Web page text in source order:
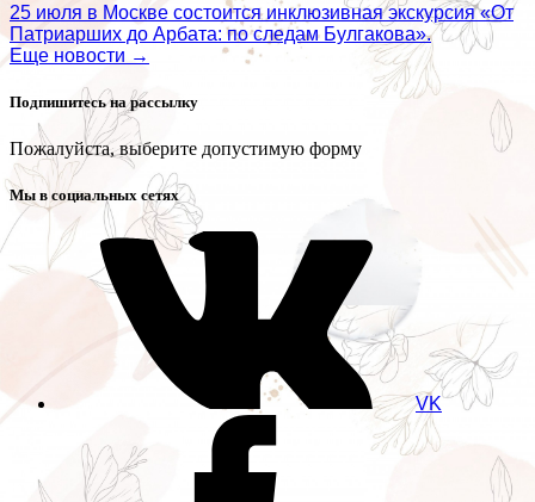
25 июля в Москве состоится инклюзивная экскурсия «От
Патриарших до Арбата: по следам Булгакова».
Еще новости →
Подпишитесь на рассылку
Пожалуйста, выберите допустимую форму
Мы в социальных сетях
VK